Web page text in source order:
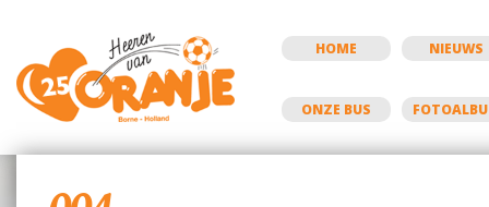
HOME NIEUWS
ONZE BUS